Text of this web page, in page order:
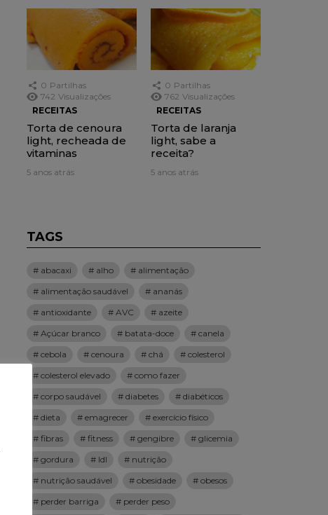
0 Partilhas
742 Visualizações
RECEITAS
Torta de cenoura
light, recheada de
vitaminas
5 anos atrás
0 Partilhas
762 Visualizações
RECEITAS
Torta de laranja
light, sabe a
receita?
5 anos atrás
TAGS
abacaxi alho
alimentação
alimentação saudável
ananás
antioxidante
AVC
azeite
Açúcar branco
batata-doce
canela
cebola
cenoura chá
colesterol
colesterol elevado
como fazer
corpo saudável
diabetes
diabéticos
dieta
emagrecer
exercício físico
fibras
fitness gengibre
glicemia
gordura
ldl
nutrição
nutrição saudável
obesidade
obesos
perder barriga
perder peso